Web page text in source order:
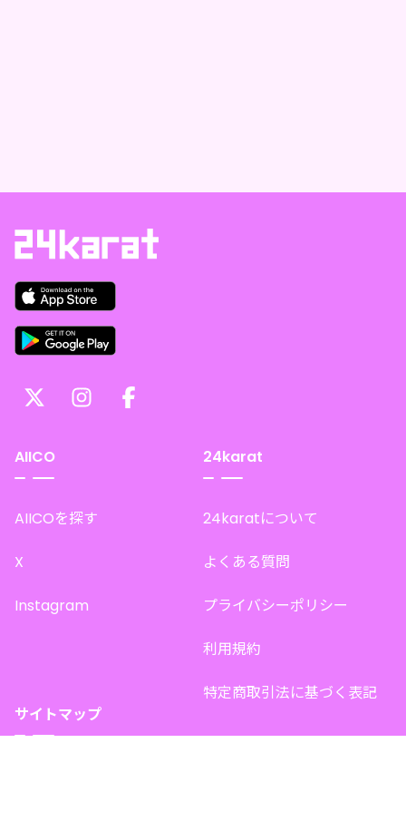
AIICO
AIICOを探す
X
Instagram
24karat
24karatについて
よくある質問
プライバシーポリシー
利用規約
特定商取引法に基づく表記
サイトマップ